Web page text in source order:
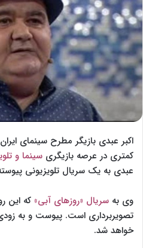
n
X ی
ل
اکبر عبدی بازیگر مطرح سینمای
کمتری در عرصه بازیگری سینما و
عبدی به یک سریال تلویزیونی
وی به سریال «روزهای آبی» که این
تصویربرداری است. پیوست و به
خواهد شد.